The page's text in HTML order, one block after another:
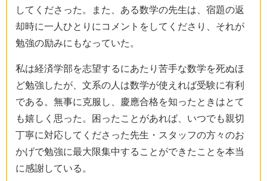
してくださった。また、ある数学の先生は、宿題の返
却時に一人ひとりにコメントをしてくださり、それが
勉強の励みにもなっていた。
私は経済学部を志望するにあたり苦手な数学を死ぬほ
ど勉強したが、文系の人は数学が使えれば受験に有利
である。無事に克服し、慶應合格を知ったときはとて
も嬉しく思った。困ったことがあれば、いつでも親切
丁寧に対応してくださった先生・スタッフの方々のお
かげで勉強に最大限集中することができたことを本当
に感謝している。